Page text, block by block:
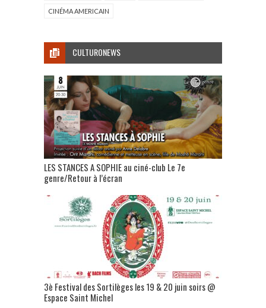
CINÉMA AMERICAIN
CULTURONEWS
LES STANCES A SOPHIE au ciné-club Le 7e
genre/Retour à l’écran
3è Festival des Sortilèges les 19 & 20 juin soirs @
Espace Saint Michel